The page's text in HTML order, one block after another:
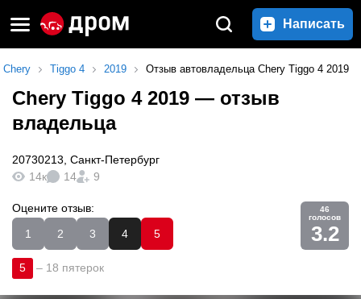
Написать
Chery Tiggo 4 2019 Отзыв автовладельца Chery Tiggo 4 2019
Chery Tiggo 4 2019 — отзыв
владельца
20730213 Санкт-Петербург
14к
14 9
Оцените отзыв:
1
2 3 4 5
46
голосов
3.2
5 – 18 пятерок